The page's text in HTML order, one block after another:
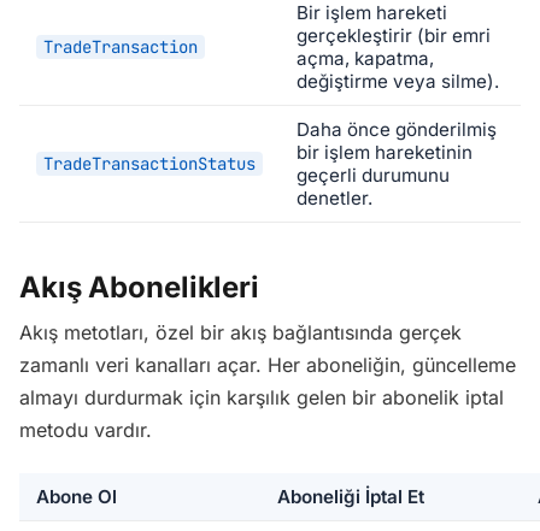
TradeTransaction
Bir işlem hareketi
gerçekleştirir (bir emri
açma, kapatma,
değiştirme veya silme).
TradeTransactionStatus
Daha önce gönderilmiş
bir işlem hareketinin
geçerli durumunu
denetler.
Akış Abonelikleri
Akış metotları, özel bir akış bağlantısında gerçek
zamanlı veri kanalları açar. Her aboneliğin, güncelleme
almayı durdurmak için karşılık gelen bir abonelik iptal
metodu vardır.
Abone Ol Aboneliği İptal Et